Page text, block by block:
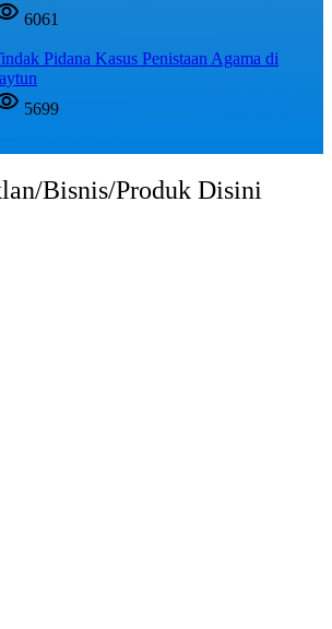
6061
Pidana Kasus Penistaan Agama di
5699
Bisnis/Produk Disini